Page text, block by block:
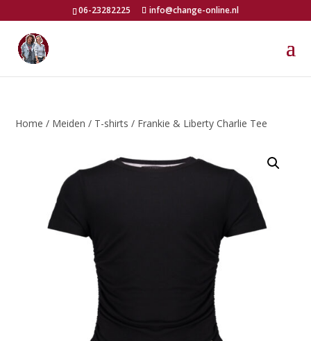
06-23282225 info@change-online.nl
Home / Meiden / T-shirts / Frankie & Liberty Charlie Tee